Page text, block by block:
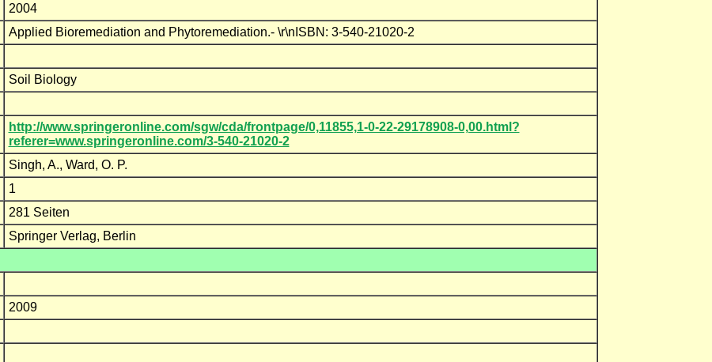
2004
Applied Bioremediation and Phytoremediation.- \r\nISBN: 3-540-21020-2
Soil Biology
http://www.springeronline.com/sgw/cda/frontpage/0,11855,1-0-22-29178908-0,00.html?
referer=www.springeronline.com/3-540-21020-2
Singh, A., Ward, O. P.
1
281 Seiten
Springer Verlag, Berlin
2009